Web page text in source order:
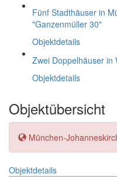
Fünf Stadthäuser in
"Ganzenmüller 30"
Objektdetails
Zwei Doppelhäuser in
Objektdetails
Objektübersicht
München-
Objektdetails